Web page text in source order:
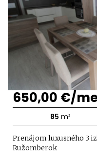
650,00 €/
85 m²
Prenájom luxusného 3
Ružomberok